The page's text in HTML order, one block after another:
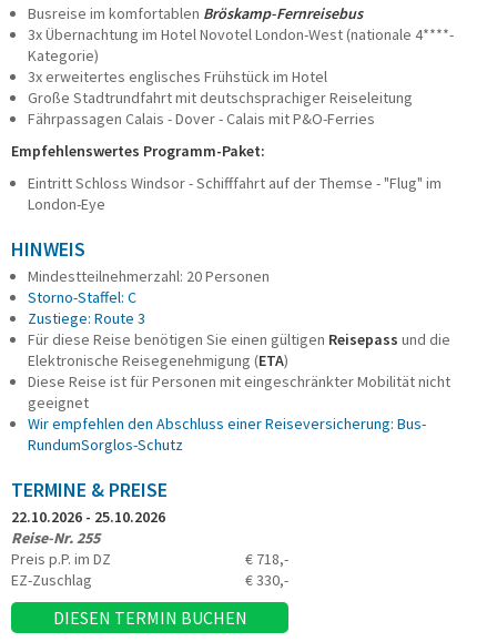
Busreise im komfortablen Bröskamp-Fernreisebus
3x Übernachtung im Hotel Novotel London-West (nationale 4****-
Kategorie)
3x erweitertes englisches Frühstück im Hotel
Große Stadtrundfahrt mit deutschsprachiger Reiseleitung
Fährpassagen Calais - Dover - Calais mit P&O-Ferries
Empfehlenswertes Programm-Paket:
Eintritt Schloss Windsor - Schifffahrt auf der Themse - "Flug" im
London-Eye
HINWEIS
Mindestteilnehmerzahl: 20 Personen
Storno-Staffel: C
Zustiege: Route 3
Für diese Reise benötigen Sie einen gültigen Reisepass und die
Elektronische Reisegenehmigung (ETA)
Diese Reise ist für Personen mit eingeschränkter Mobilität nicht
geeignet
Wir empfehlen den Abschluss einer Reiseversicherung: Bus-
RundumSorglos-Schutz
TERMINE & PREISE
22.10.2026 - 25.10.2026
Reise-Nr. 255
Preis p.P. im DZ
€ 718,-
EZ-Zuschlag
€ 330,-
DIESEN TERMIN BUCHEN